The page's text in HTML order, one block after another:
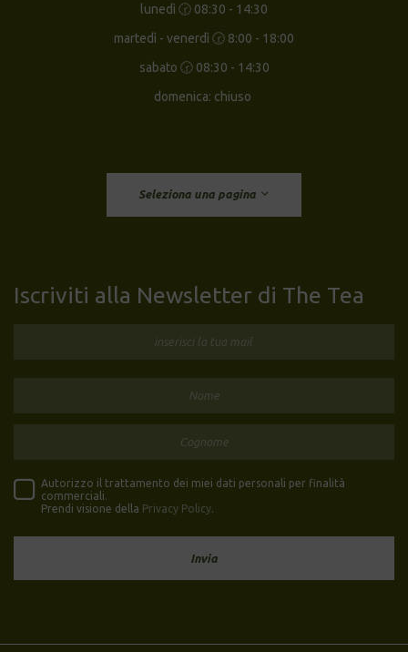
lunedì 🕝 08:30 - 14:30
martedì - venerdì 🕝 8:00 - 18:00
sabato 🕝 08:30 - 14:30
domenica: chiuso
Seleziona una pagina
Iscriviti alla Newsletter di The Tea
Autorizzo il trattamento dei miei dati personali per finalità
commerciali.
Prendi visione della Privacy Policy.